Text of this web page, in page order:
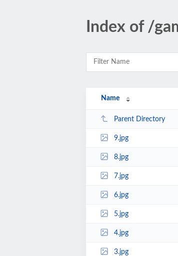
Index of /
Name
Parent Directory
9.jpg
8.jpg
7.jpg
6.jpg
5.jpg
4.jpg
3.jpg